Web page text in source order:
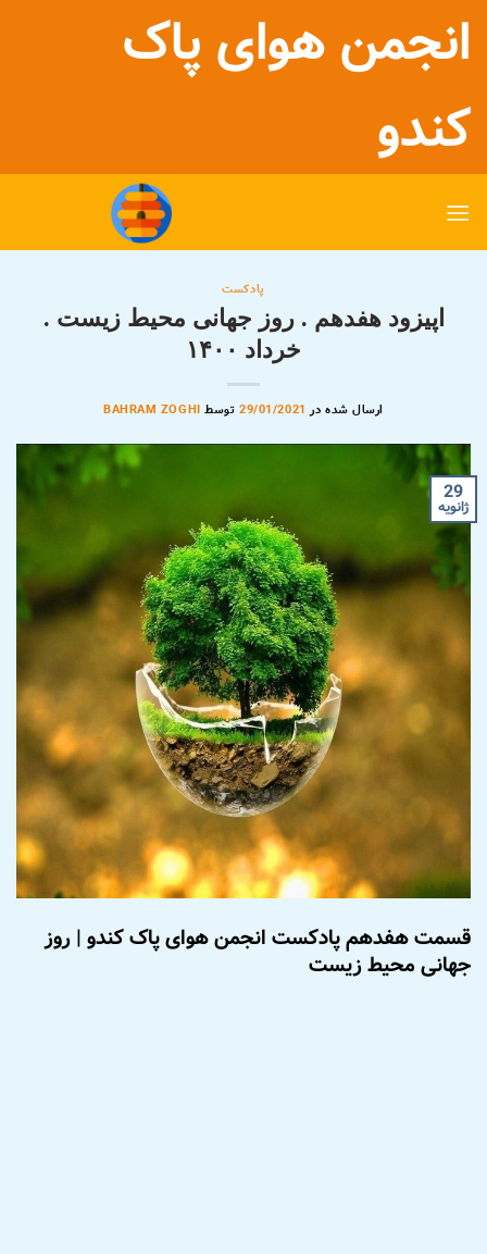
انجمن هوای پاک
کندو
پادکست
اپیزود هفدهم . روز جهانی محیط زیست .
خرداد ۱۴۰۰
ارسال شده در 29/01/2021 توسط BAHRAM ZOGHI
29
ژانویه
قسمت هفدهم پادکست انجمن هوای پاک کندو | روز
جهانی محیط زیست